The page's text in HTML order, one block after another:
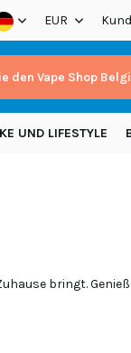
EUR
den Vape Shop
UND LIFESTYLE
bringt.